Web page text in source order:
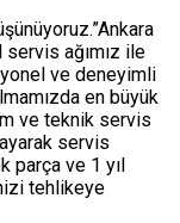
servis ağımız ile
ve deneyimli
en büyük
ve teknik servis
servis
parça ve 1 yıl
tehlikeye